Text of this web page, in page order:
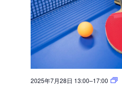
2025年7月28日 13:00–17:00